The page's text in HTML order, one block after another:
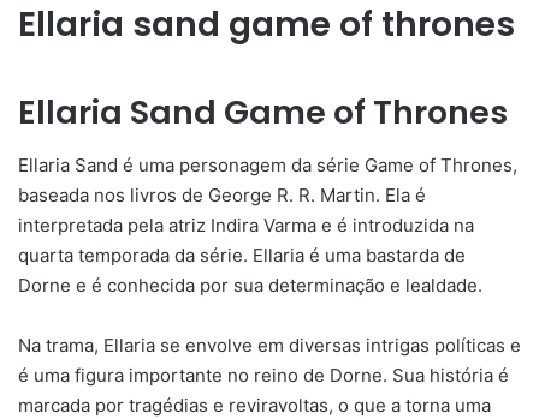
Ellaria sand game of thrones
Ellaria Sand Game of Thrones
Ellaria Sand é uma personagem da série Game of Thrones,
baseada nos livros de George R. R. Martin. Ela é
interpretada pela atriz Indira Varma e é introduzida na
quarta temporada da série. Ellaria é uma bastarda de
Dorne e é conhecida por sua determinação e lealdade.
Na trama, Ellaria se envolve em diversas intrigas políticas e
é uma figura importante no reino de Dorne. Sua história é
marcada por tragédias e reviravoltas, o que a torna uma